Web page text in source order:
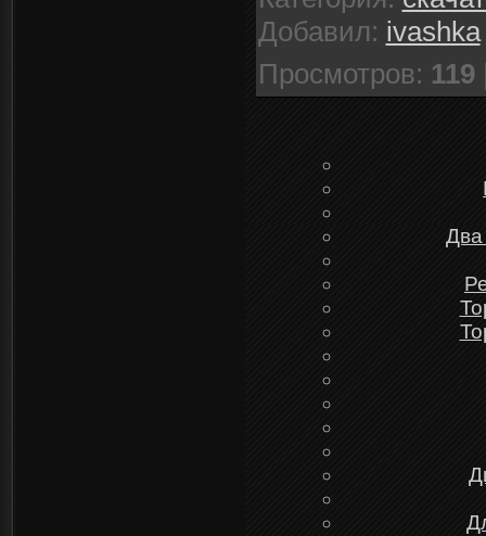
Добавил: ivashka
Просмотров: 119
Два